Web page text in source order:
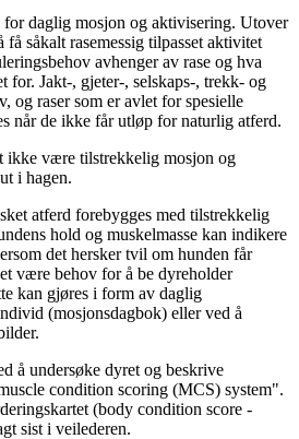
daglig mosjon og aktivisering. Utover
få såkalt rasemessig tilpasset aktivitet
avhenger av rase og hva
for. Jakt-, gjeter-, selskaps-, trekk- og
og raser som er avlet for spesielle
når de ikke får utløp for naturlig atferd.
ikke være tilstrekkelig mosjon og
i hagen.
atferd forebygges med tilstrekkelig
hold og muskelmasse kan indikere
det hersker tvil om hunden får
være behov for å be dyreholder
kan gjøres i form av daglig
(mosjonsdagbok) eller ved å
å undersøke dyret og beskrive
condition scoring (MCS) system".
(body condition score -
sist i veilederen.